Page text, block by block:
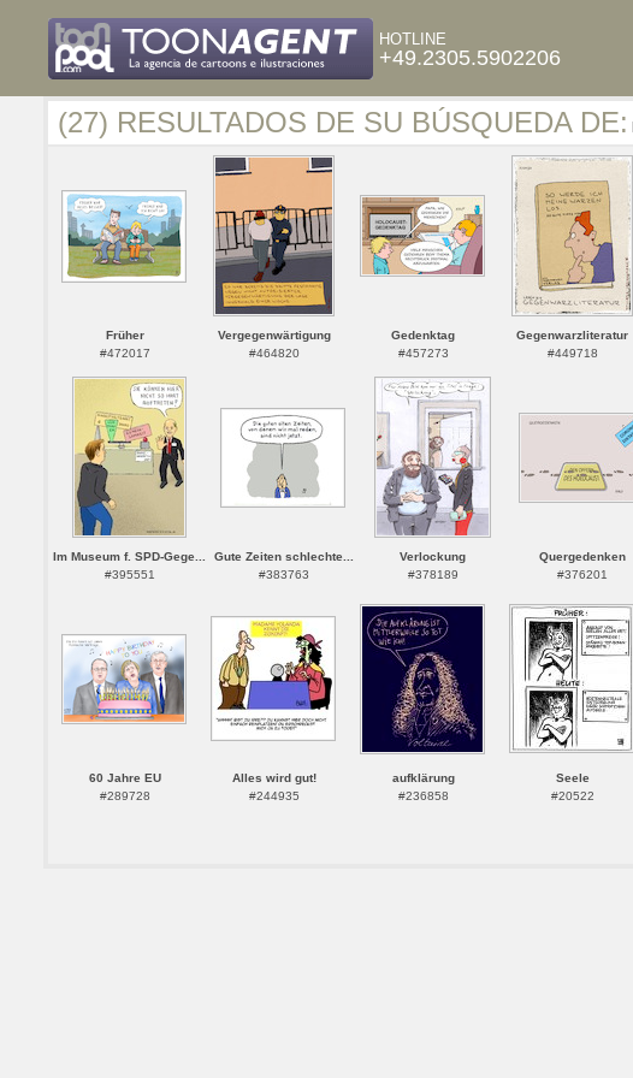
HOTLINE
+49.2305.5902206
(27) RESULTADOS DE SU BÚSQUEDA DE:
Früher
#472017
Vergegenwärtigung
#464820
Gedenktag
#457273
Gegenwarzliteratur
#449718
Im Museum f. SPD-Gege...
#395551
Gute Zeiten schlechte...
#383763
Verlockung
#378189
Quergedenken
#376201
60 Jahre EU
#289728
Alles wird gut!
#244935
aufklärung
#236858
Seele
#20522